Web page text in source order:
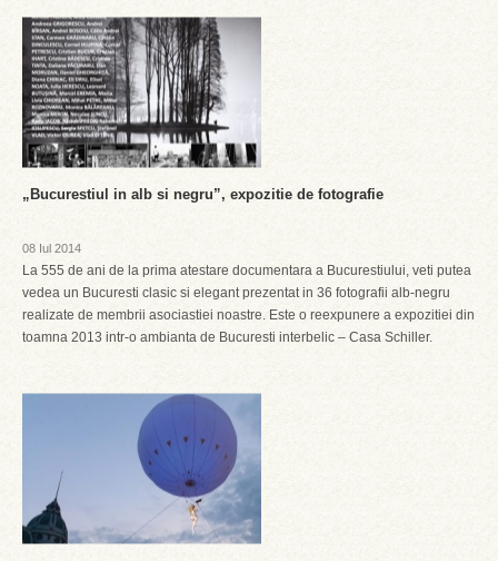
„Bucurestiul in alb si negru”, expozitie de fotografie
08 Iul 2014
La 555 de ani de la prima atestare documentara a Bucurestiului, veti putea
vedea un Bucuresti clasic si elegant prezentat in 36 fotografii alb-negru
realizate de membrii asociastiei noastre. Este o reexpunere a expozitiei din
toamna 2013 intr-o ambianta de Bucuresti interbelic – Casa Schiller.